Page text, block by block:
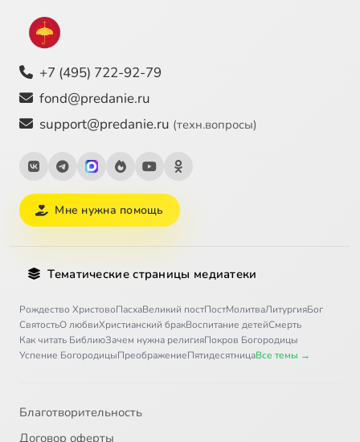
+7 (495) 722-92-79
fond@predanie.ru
support@predanie.ru (техн.вопросы)
Мне нужна помощь
Тематические страницы медиатеки
Рождество ХристовоПасхаВеликий постПостМолитваЛитургияБог
СвятостьО любвиХристианский бракВоспитание детейСмерть
Как читать БиблиюЗачем нужна религияПокров Богородицы
Успение БогородицыПреображениеПятидесятницаВсе темы →
Благотворительность
Договор оферты